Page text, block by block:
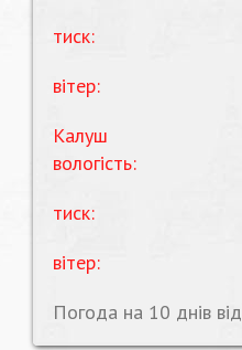
тиск:
вітер:
Калуш
вологість:
тиск:
вітер:
Погода на 10 днів від